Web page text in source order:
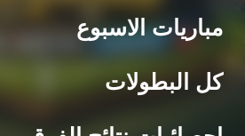
مباريات الاسبوع
كل البطولات